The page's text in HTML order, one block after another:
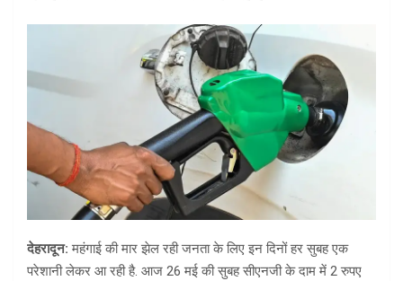
देहरादून: महंगाई की मार झेल रही जनता के लिए इन दिनों हर सुबह एक
परेशानी लेकर आ रही है. आज 26 मई की सुबह सीएनजी के दाम में 2 रुपए